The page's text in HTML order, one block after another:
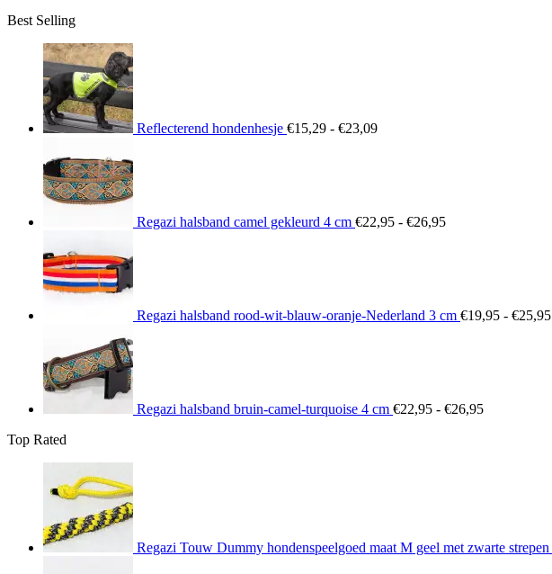
Best Selling
Reflecterend hondenhesje €15,29 - €23,09
Regazi halsband camel gekleurd 4 cm €22,95 - €26,95
Regazi halsband rood-wit-blauw-oranje-Nederland 3 cm €19,95 - €25,95
Regazi halsband bruin-camel-turquoise 4 cm €22,95 - €26,95
Top Rated
Regazi Touw Dummy hondenspeelgoed maat M geel met zwarte strepen